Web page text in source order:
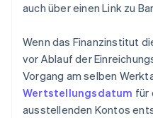
auch über einen Link zu
Wenn das Finanzinstitut
vor Ablauf der
Vorgang am selben
Wertstellungsdatum für
ausstellenden Kontos